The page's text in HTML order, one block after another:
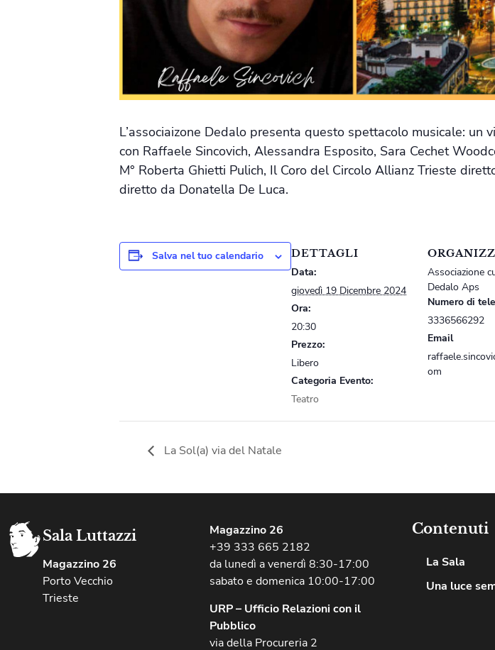
L’associaizone Dedalo presenta questo spettacolo musicale:
con Raffaele Sincovich, Alessandra Esposito, Sara Cechet
M° Roberta Ghietti Pulich, Il Coro del Circolo Allianz Trieste
diretto da Donatella De Luca.
Salva nel tuo calendario DETTAGLI
Data:
giovedì 19 Dicembre 2024
Ora:
20:30
Prezzo:
Libero
Categoria Evento:
Teatro
Associazione
Dedalo Aps
Numero di
3336566292
Email
om
La Sol(a) via del Natale
Sala Luttazzi
Magazzino 26
Porto Vecchio
Trieste
Magazzino 26
+39 333 665 2182
da lunedì a venerdì 8:30-17:00
sabato e domenica 10:00-17:00
URP – Ufficio Relazioni con il
Pubblico
via della Procureria 2
Contenuti
La Sala
Una luce